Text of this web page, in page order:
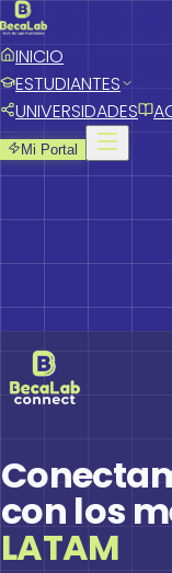
INICIO
ESTUDIANTES
UNIVERSIDADES
Mi Portal
con los
LATAM